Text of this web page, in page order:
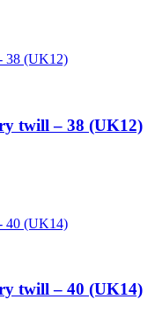
twill – 38 (UK12)
twill – 40 (UK14)